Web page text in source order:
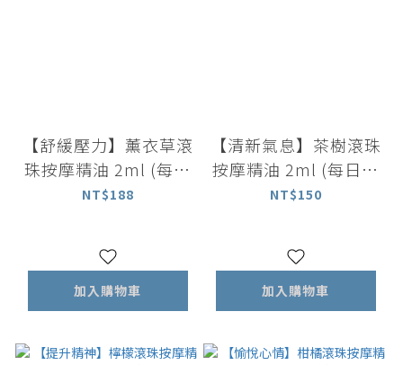
【舒緩壓力】薰衣草滾
珠按摩精油 2ml (每日
舒活系列)
NT$188
加入購物車
【清新氣息】茶樹滾珠
按摩精油 2ml (每日舒
活系列)
NT$150
加入購物車